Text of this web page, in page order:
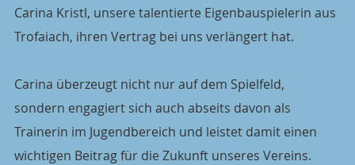
Carina Kristl, unsere talentierte Eigenbauspielerin aus
Trofaiach, ihren Vertrag bei uns verlängert hat.
Carina überzeugt nicht nur auf dem Spielfeld,
sondern engagiert sich auch abseits davon als
Trainerin im Jugendbereich und leistet damit einen
wichtigen Beitrag für die Zukunft unseres Vereins.